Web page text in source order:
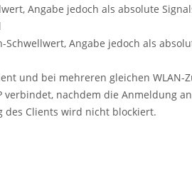
Angabe jedoch als absolute
Angabe jedoch als
und bei mehreren gleichen
nachdem die Anmeldung
des Clients wird nicht blockiert.